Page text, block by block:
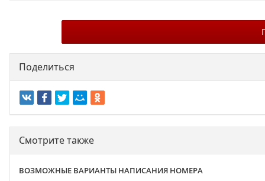
Поделиться
Смотрите также
ВОЗМОЖНЫЕ ВАРИАНТЫ НАПИСАНИЯ НОМЕРА